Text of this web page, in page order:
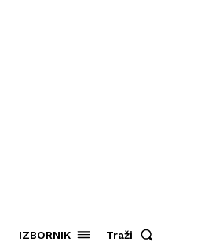
IZBORNIK Traži